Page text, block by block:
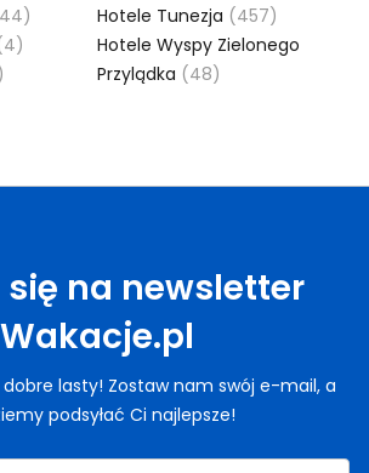
Hotele Tunezja (457)
Hotele Wyspy Zielonego
Przylądka (48)
się na newsletter
Wakacje.pl
lasty! Zostaw nam swój e-mail, a
podsyłać Ci najlepsze!